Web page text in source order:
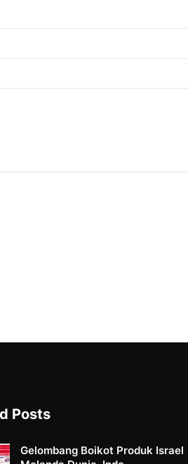
Posts
Gelombang Boikot Produk Israel